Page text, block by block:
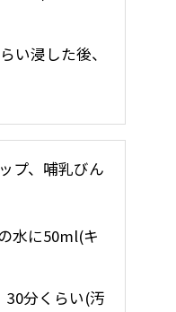
い浸した後、
プ、哺乳びん
水に50ml(キ
30分くらい(汚